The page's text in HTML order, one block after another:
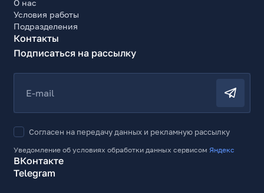
О нас
Условия работы
Подразделения
Контакты
Подписаться на рассылку
E-mail
Согласен на передачу данных и рекламную рассылку
Уведомление об условиях обработки данных сервисом Яндекс
ВКонтакте
Telegram